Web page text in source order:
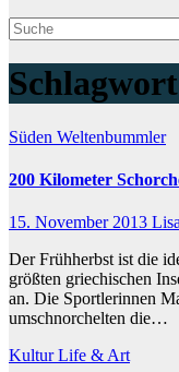
Süden Weltenbummler
200 Kilometer
15. November 2013
Der Frühherbst ist die
größten griechischen
an. Die Sportlerinnen
umschnorchelten die…
KulturLife & Art